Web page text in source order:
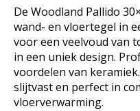
De Woodland Pallido
wand- en vloertegel in
voor een veelvoud van
in een uniek design.
voordelen van
slijtvast en perfect in
vloerverwarming.